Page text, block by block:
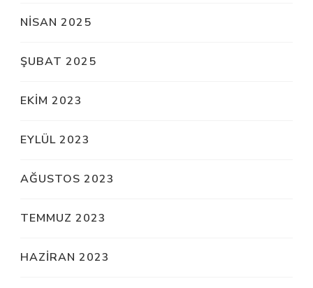
NISAN 2025
ŞUBAT 2025
EKIM 2023
EYLÜL 2023
AĞUSTOS 2023
TEMMUZ 2023
HAZIRAN 2023